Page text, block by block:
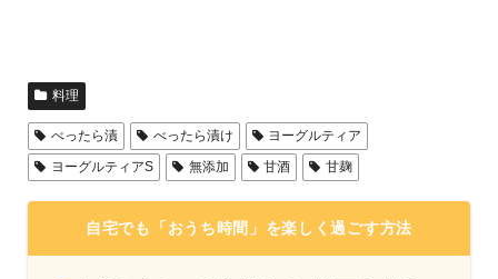
料理
べったら漬 べったら漬け
ヨーグルティア
ヨーグルティアS
無添加 甘酒 甘麹
自宅でも「おうち時間」を楽しく過ごす方法